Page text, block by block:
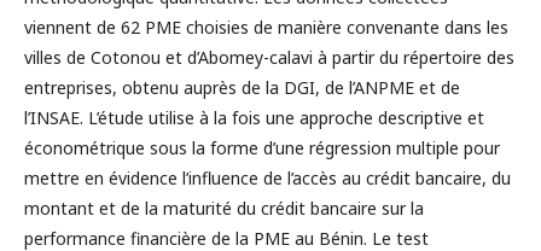
viennent de 62 PME choisies de manière convenante dans les
villes de Cotonou et d’Abomey-calavi à partir du répertoire des
entreprises, obtenu auprès de la DGI, de l’ANPME et de
l’INSAE. L’étude utilise à la fois une approche descriptive et
économétrique sous la forme d’une régression multiple pour
mettre en évidence l’influence de l’accès au crédit bancaire, du
montant et de la maturité du crédit bancaire sur la
performance financière de la PME au Bénin. Le test